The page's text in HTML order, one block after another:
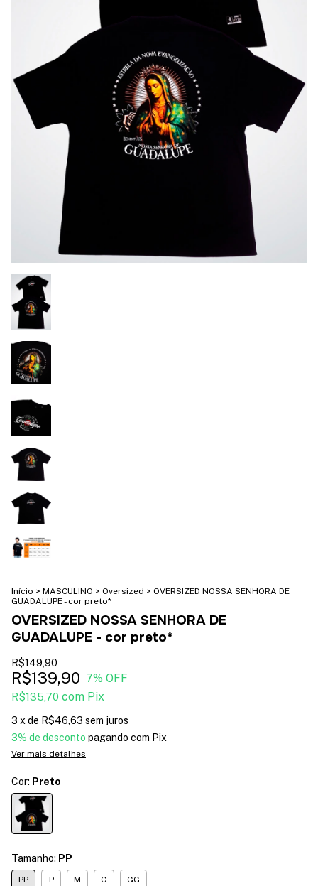
Início > MASCULINO > Oversized > OVERSIZED NOSSA SENHORA DE
GUADALUPE - cor preto*
OVERSIZED NOSSA SENHORA DE
GUADALUPE - cor preto*
R$149,90
R$139,90 7% OFF
R$135,70 com Pix
3 x de R$46,63 sem juros
3% de desconto pagando com Pix
Ver mais detalhes
Cor: Preto
Tamanho: PP
PP P M G GG